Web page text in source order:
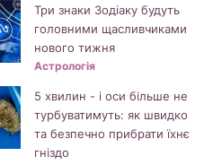
Три знаки Зодіаку будуть
головними щасливчиками
нового тижня
Астрологія
5 хвилин - і оси більше не
турбуватимуть: як швидко
та безпечно прибрати їхнє
гніздо